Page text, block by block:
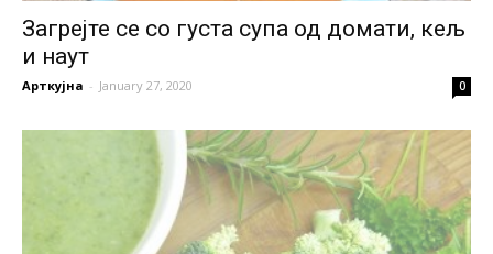
Загрејте се со густа супа од домати, кељ
и наут
Арткујна - January 27, 2020 0